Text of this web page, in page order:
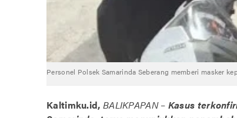
Personel Polsek Samarinda Seberang memberi masker
Kaltimku.id, BALIKPAPAN– Kasus